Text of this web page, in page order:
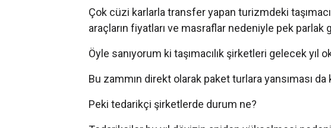
Çok cüzi karlarla transfer yapan turizmdeki
araçların fiyatları ve masraflar nedeniyle pek parlak
Öyle sanıyorum ki taşımacılık şirketleri gelecek yıl
Bu zammın direkt olarak paket turlara yansıması da
Peki tedarikçi şirketlerde durum ne?